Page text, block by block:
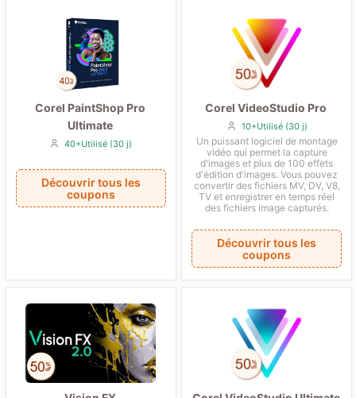
Corel PaintShop Pro
Ultimate
40+Utilisé (30 j)
Découvrir tous les
coupons
Corel VideoStudio Pro
10+Utilisé (30 j)
Un puissant logiciel de montage
vidéo qui permet la capture
d'images et plus de 100 effets
d'édition d'images. Vous pouvez
convertir des fichiers MV, DV, V8,
TV et enregistrer en temps réel
des fichiers image capturés.
Découvrir tous les
coupons